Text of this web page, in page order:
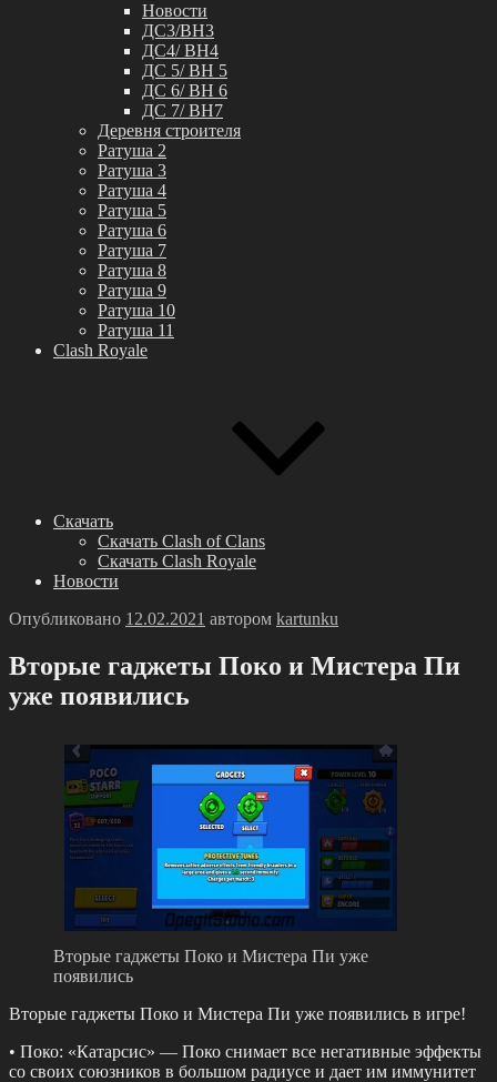
Новости
ДС3/BH3
ДС4/ BH4
ДС 5/ BH 5
ДС 6/ BH 6
ДС 7/ BH7
Деревня строителя
Ратуша 2
Ратуша 3
Ратуша 4
Ратуша 5
Ратуша 6
Ратуша 7
Ратуша 8
Ратуша 9
Ратуша 10
Ратуша 11
Clash Royale
Скачать
Скачать Clash of Clans
Скачать Clash Royale
Новости
Опубликовано 12.02.2021 автором kartunku
Вторые гаджеты Поко и Мистера Пи
уже появились
Вторые гаджеты Поко и Мистера Пи уже
появились
Вторые гаджеты Поко и Мистера Пи уже появились в игре!
• Поко: «Катарсис» — Поко снимает все негативные эффекты
со своих союзников в большом радиусе и дает им иммунитет